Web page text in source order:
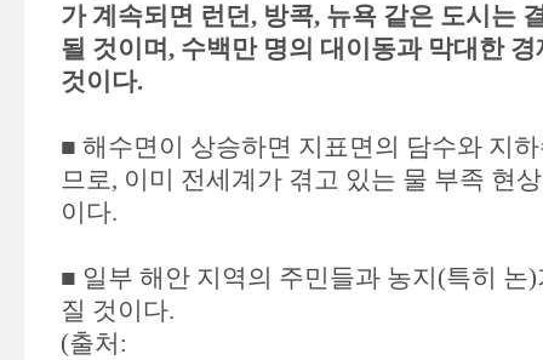
가 계속되면 런던, 방콕, 뉴욕 같은 도시는
될 것이며, 수백만 명의 대이동과 막대한
것이다.
■ 해수면이 상승하면 지표면의 담수와 지
므로, 이미 전세계가 겪고 있는 물 부족 현
이다.
■ 일부 해안 지역의 주민들과 농지(특히 논
질 것이다.
(출처: